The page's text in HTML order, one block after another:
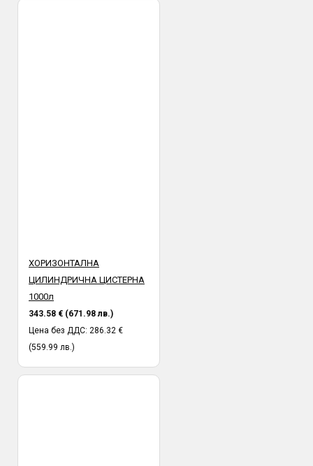
ХОРИЗОНТАЛНА
ЦИЛИНДРИЧНА ЦИСТЕРНА
1000л
343.58 € (671.98 лв.)
Цена без ДДС: 286.32 €
(559.99 лв.)